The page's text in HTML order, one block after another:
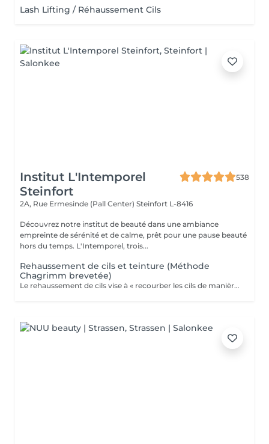
Lash Lifting / Réhaussement Cils
Institut L'Intemporel
Steinfort
538
2A, Rue Ermesinde (Pall Center) Steinfort L-8416
Découvrez notre institut de beauté dans une ambiance
empreinte de sérénité et de calme, prêt pour une pause beauté
hors du temps. L'Intemporel, trois...
Rehaussement de cils et teinture (Méthode
Chagrimm brevetée)
Le rehaussement de cils vise à « recourber les cils de manière naturelle afin de les galber et leur donner un effet mascara ». Et ce, sans même utiliser votre maquillage. Cela permet d'embellir et d'ouvrir le regard tout en lui donnant de la douceur, et ce, pour une durée moyenne de six semaines. Ultra-pratique pour une routine make-up allégée et un regard perçant dès le réveil. Ne remplacera jamais l'effet mascara. SVP pour éviter toute réaction ne pas venir avec des lentilles de contact ou prévoir le nécessaire pour les retirer avant la prestation et attendre minimum 3 mois entre deux rehaussements !